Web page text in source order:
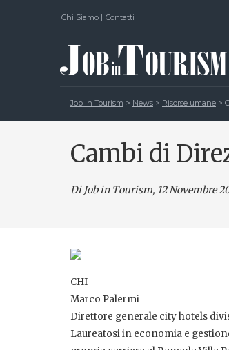
Chi Siamo | Contatti
Job In Tourism > News > Risorse umane >
Cambi di
Di Job in Tourism, 12 Novembre
CHI
Marco Palermi
Direttore generale city hotels
Laureatosi in economia e